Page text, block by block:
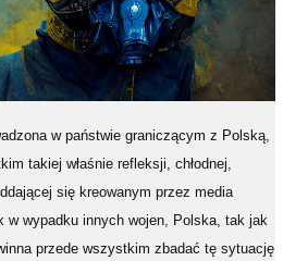
w państwie graniczącym z Polską,
takiej właśnie refleksji, chłodnej,
się kreowanym przez media
w wypadku innych wojen, Polska, tak jak
przede wszystkim zbadać tę sytuację